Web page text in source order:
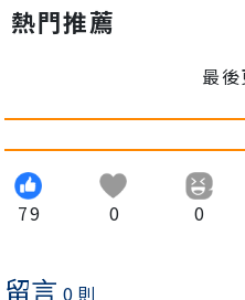
熱門推薦
最
79 0 0